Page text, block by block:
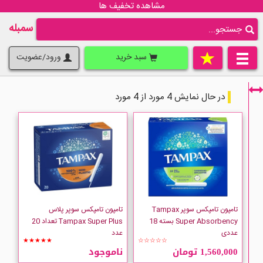
مشاهده تخفیف ها
سمبله
سبد خرید ورود/عضویت
فقط نمایش کالاهای موجود
در حال نمایش 4 مورد از 4 مورد
تامپون تامپکس سوپر Tampax
Super Absorbency بسته 18
عددی
☆☆☆☆☆
1,560,000 تومان
تامپون تامپکس سوپر پلاس
Tampax Super Plus تعداد 20
عدد
★★★★★
ناموجود